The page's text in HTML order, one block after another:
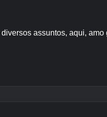
assuntos, aqui,